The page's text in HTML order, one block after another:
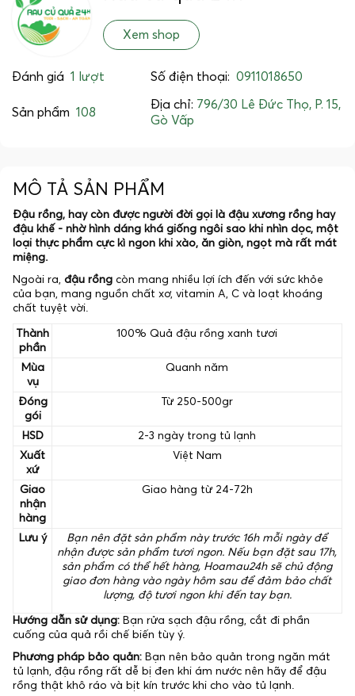
Xem shop
Đánh giá 1 lượt Số điện thoại: 0911018650
Sản phẩm 108
Địa chỉ: 796/30 Lê Đức Thọ, P. 15,
Gò Vấp
MÔ TẢ SẢN PHẨM
Đậu rồng, hay còn được người đời gọi là đậu xương rồng hay
đậu khế - nhờ hình dáng khá giống ngôi sao khi nhìn dọc, một
loại thực phẩm cực kì ngon khi xào, ăn giòn, ngọt mà rất mát
miệng.
Ngoài ra, đậu rồng còn mang nhiều lợi ích đến với sức khỏe
của bạn, mang nguồn chất xơ, vitamin A, C và loạt khoáng
chất tuyệt vời.
Thành
phần
100% Quả đậu rồng xanh tươi
Mùa
vụ
Quanh năm
Đóng
gói
Từ 250-500gr
HSD
2-3 ngày trong tủ lạnh
Xuất
xứ
Việt Nam
Giao
nhận
hàng
Giao hàng từ 24-72h
Lưu ý
Bạn nên đặt sản phẩm này trước 16h mỗi ngày để
nhận được sản phẩm tươi ngon. Nếu bạn đặt sau 17h,
sản phẩm có thể hết hàng, Hoamau24h sẽ chủ động
giao đơn hàng vào ngày hôm sau để đảm bảo chất
lượng, độ tươi ngon khi đến tay bạn.
Hướng dẫn sử dụng: Bạn rửa sạch đậu rồng, cắt đi phần
cuống của quả rồi chế biến tùy ý.
Phương pháp bảo quản: Bạn nên bảo quản trong ngăn mát
tủ lạnh, đậu rồng rất dễ bị đen khi ám nước nên hãy để đậu
rồng thật khô ráo và bịt kín trước khi cho vào tủ lạnh.